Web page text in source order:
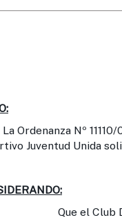
Nº 11110/
Juventud Unida
el Club Deportivo